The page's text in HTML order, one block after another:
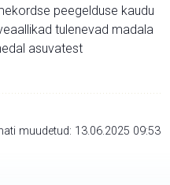
peegelduse kaudu
tulenevad madala
asuvatest
muudetud: 13.06.2025 09:53